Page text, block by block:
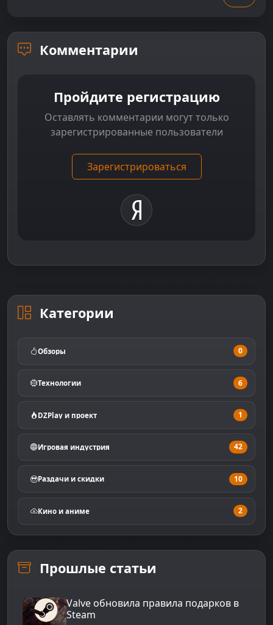
Комментарии
Пройдите регистрацию
Оставлять комментарии могут только
зарегистрированные пользователи
Зарегистрироваться
Категории
Обзоры 0
Технологии 6
DZPlay и проект 1
Игровая индустрия 42
Раздачи и скидки 10
Кино и аниме 2
Прошлые статьи
Valve обновила правила подарков в
Steam